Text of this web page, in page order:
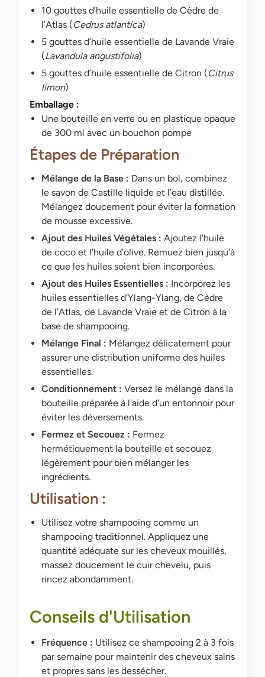
10 gouttes d’huile essentielle de Cèdre de
l’Atlas (Cedrus atlantica)
5 gouttes d’huile essentielle de Lavande Vraie
(Lavandula angustifolia)
5 gouttes d’huile essentielle de Citron (Citrus
limon)
Emballage :
Une bouteille en verre ou en plastique opaque
de 300 ml avec un bouchon pompe
Étapes de Préparation
Mélange de la Base : Dans un bol, combinez
le savon de Castille liquide et l’eau distillée.
Mélangez doucement pour éviter la formation
de mousse excessive.
Ajout des Huiles Végétales : Ajoutez l'huile
de coco et l'huile d'olive. Remuez bien jusqu'à
ce que les huiles soient bien incorporées.
Ajout des Huiles Essentielles : Incorporez les
huiles essentielles d’Ylang-Ylang, de Cèdre
de l’Atlas, de Lavande Vraie et de Citron à la
base de shampooing.
Mélange Final : Mélangez délicatement pour
assurer une distribution uniforme des huiles
essentielles.
Conditionnement : Versez le mélange dans la
bouteille préparée à l'aide d'un entonnoir pour
éviter les déversements.
Fermez et Secouez : Fermez
hermétiquement la bouteille et secouez
légèrement pour bien mélanger les
ingrédients.
Utilisation :
Utilisez votre shampooing comme un
shampooing traditionnel. Appliquez une
quantité adéquate sur les cheveux mouillés,
massez doucement le cuir chevelu, puis
rincez abondamment.
Conseils d'Utilisation
Fréquence : Utilisez ce shampooing 2 à 3 fois
par semaine pour maintenir des cheveux sains
et propres sans les dessécher.